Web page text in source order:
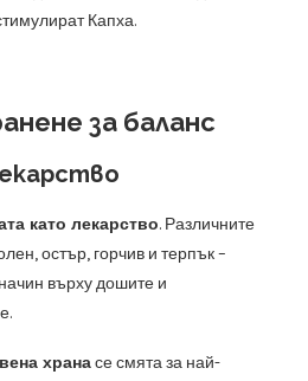
Капха.
за баланс
като лекарство. Различните
остър, горчив и терпък –
върху дошите и
хранасе смята за най-